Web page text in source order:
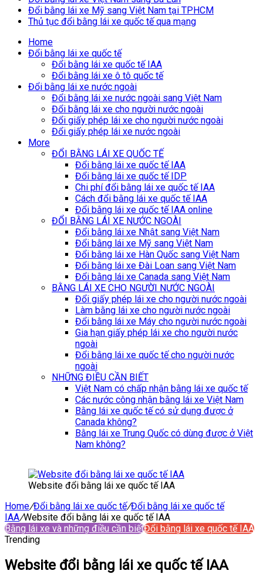
Đổi bằng lái xe Mỹ sang Việt Nam tại TPHCM
Thủ tục đổi bằng lái xe quốc tế qua mạng
Home
Đổi bằng lái xe quốc tế
Đổi bằng lái xe quốc tế IAA
Đổi bằng lái xe ô tô quốc tế
Đổi bằng lái xe nước ngoài
Đổi bằng lái xe nước ngoài sang Việt Nam
Đổi bằng lái xe cho người nước ngoài
Đổi giấy phép lái xe cho người nước ngoài
Đổi giấy phép lái xe nước ngoài
More
ĐỔI BẰNG LÁI XE QUỐC TẾ
Đổi bằng lái xe quốc tế IAA
Đổi bằng lái xe quốc tế IDP
Chi phí đổi bằng lái xe quốc tế IAA
Cách đổi bằng lái xe quốc tế IAA
Đổi bằng lái xe quốc tế IAA online
ĐỔI BẰNG LÁI XE NƯỚC NGOÀI
Đổi bằng lái xe Nhật sang Việt Nam
Đổi bằng lái xe Mỹ sang Việt Nam
Đổi bằng lái xe Hàn Quốc sang Việt Nam
Đổi bằng lái xe Đài Loan sang Việt Nam
Đổi bằng lái xe Canada sang Việt Nam
BẰNG LÁI XE CHO NGƯỜI NƯỚC NGOÀI
Đổi giấy phép lái xe cho người nước ngoài
Làm bằng lái xe cho người nước ngoài
Đổi bằng lái xe Máy cho người nước ngoài
Gia hạn giấy phép lái xe cho người nước
ngoài
Đổi bằng lái xe quốc tế cho người nước
ngoài
NHỮNG ĐIỀU CẦN BIẾT
Việt Nam có chấp nhận bằng lái xe quốc tế
Các nước công nhận bằng lái xe Việt Nam
Bằng lái xe quốc tế có sử dụng được ở
Canada không?
Bằng lái xe Trung Quốc có dùng được ở Việt
Nam không?
Website đổi bằng lái xe quốc tế IAA
Home/Đổi bằng lái xe quốc tế/Đổi bằng lái xe quốc tế
IAA/Website đổi bằng lái xe quốc tế IAA
Bằng lái xe và những điều cần biếtĐổi bằng lái xe quốc tế IAA
Trending
Website đổi bằng lái xe quốc tế IAA